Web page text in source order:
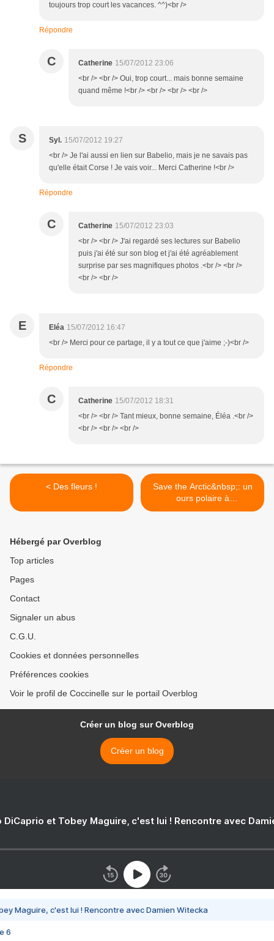
toujours trop court les vacances. ^^)<br />
Répondre
C Catherine 15/07/2012 23:06
<br /> <br /> Oui, trop court... mais bonne semaine
quand même !<br /> <br /> <br /> <br />
S Syl. 15/07/2012 19:27
<br /> Je l'ai aussi en lien sur Babelio, mais je ne savais pas
qu'elle était Corse ! Je vais voir... Merci Catherine !<br />
Répondre
C Catherine 15/07/2012 23:03
<br /> <br /> J'ai regardé ses lectures sur Babelio
puis j'ai été sur son blog et j'ai été agréablement
surprise par ses magnifiques photos .<br /> <br />
<br /> <br />
E Eléa 15/07/2012 16:47
<br /> Merci pour ce partage, il y a tout ce que j'aime ;-)<br />
Répondre
C Catherine 15/07/2012 18:31
<br /> <br /> Tant mieux, bonne semaine, Éléa .<br />
<br /> <br /> <br />
< Des fleurs !
Save the Arctic&nbsp;: un
ours polaire à
Londres&nbsp;! >
Hébergé par Overblog
Top articles
Pages
Contact
Signaler un abus
C.G.U.
Cookies et données personnelles
Préférences cookies
Voir le profil de Coccinelle sur le portail Overblog
Créer un blog sur Overblog
Créer un blog
DiCaprio et Tobey Maguire, c'est lui ! Rencontre avec
Maguire, c'est lui ! Rencontre avec Damien Witecka
6